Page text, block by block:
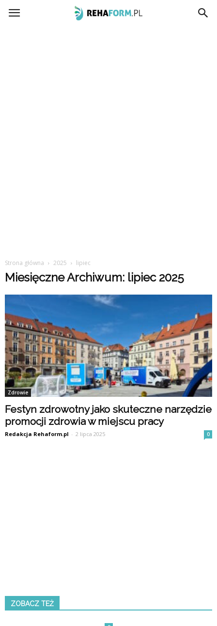
www.rehaform.pl
Strona główna 2025 lipiec
Miesięczne Archiwum: lipiec 2025
Zdrowie
Festyn zdrowotny jako skuteczne narzędzie
promocji zdrowia w miejscu pracy
Redakcja Rehaform.pl - 2 lipca 2025 0
ZOBACZ TEŻ